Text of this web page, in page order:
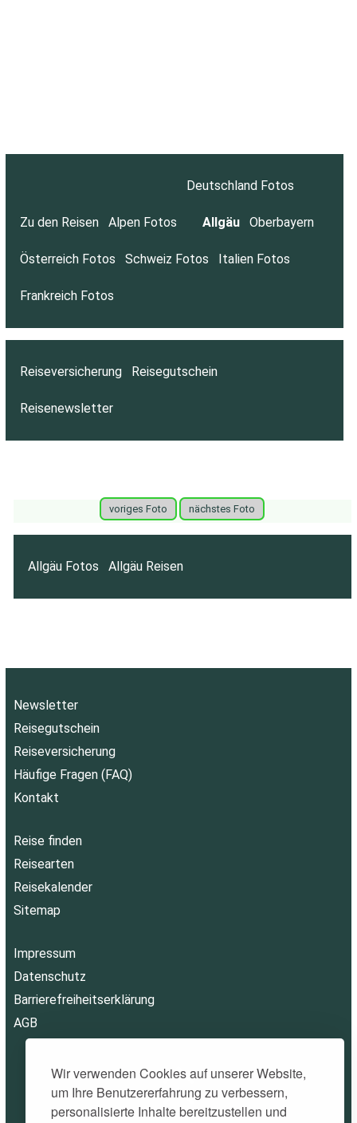
Wir verwenden Cookies auf unserer Website,
um Ihre Benutzererfahrung zu verbessern,
personalisierte Inhalte bereitzustellen und
Zu den Reisen Alpen Fotos
Deutschland Fotos
Allgäu Oberbayern
Österreich Fotos Schweiz Fotos Italien Fotos
Frankreich Fotos
Reiseversicherung Reisegutschein
Reisenewsletter
voriges Foto nächstes Foto
Allgäu Fotos Allgäu Reisen
Newsletter
Reisegutschein
Reiseversicherung
Häufige Fragen (FAQ)
Kontakt
Reise finden
Reisearten
Reisekalender
Sitemap
Impressum
Datenschutz
Barrierefreiheitserklärung
AGB